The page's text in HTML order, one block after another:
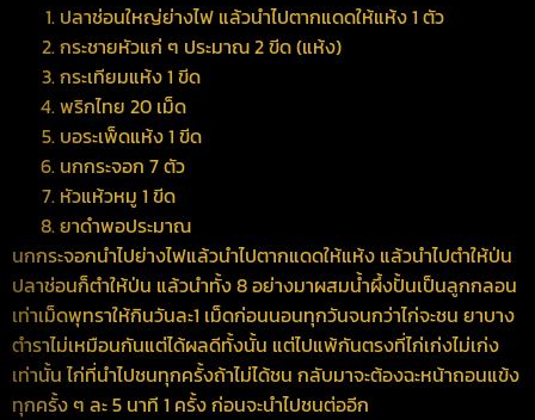
ปลาช่อนใหญ่ย่างไฟ แล้วนำไปตากแดดให้แห้ง 1 ตัว
กระชายหัวแก่ ๆ ประมาณ 2 ขีด (แห้ง)
กระเทียมแห้ง 1 ขีด
พริกไทย 20 เม็ด
บอระเพ็ดแห้ง 1 ขีด
นกกระจอก 7 ตัว
หัวแห้วหมู 1 ขีด
ยาดำพอประมาณ
นกกระจอกนำไปย่างไฟแล้วนำไปตากแดดให้แห้ง แล้วนำไปตำให้ป่น
ปลาช่อนก็ตำให้ป่น แล้วนำทั้ง 8 อย่างมาผสมน้ำผึ้งปั้นเป็นลูกกลอน
เท่าเม็ดพุทราให้กินวันละ1 เม็ดก่อนนอนทุกวันจนกว่าไก่จะชน ยาบาง
ตำราไม่เหมือนกันแต่ได้ผลดีทั้งนั้น แต่ไปแพ้กันตรงที่ไก่เก่งไม่เก่ง
เท่านั้น ไก่ที่นำไปชนทุกครั้งถ้าไม่ได้ชน กลับมาจะต้องฉะหน้าถอนแข้ง
ทุกครั้ง ๆ ละ 5 นาที 1 ครั้ง ก่อนจะนำไปชนต่ออีก